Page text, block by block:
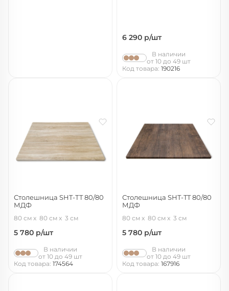
6 290 р/шт
В наличии
от 10 до 49 шт
Код товара: 190216
Столешница SHT-ТT 80/80
МДФ
80 см 80 см 3 см
5 780 р/шт
В наличии
от 10 до 49 шт
Код товара: 174564
Столешница SHT-TT 80/80
МДФ
80 см 80 см 3 см
5 780 р/шт
В наличии
от 10 до 49 шт
Код товара: 167916